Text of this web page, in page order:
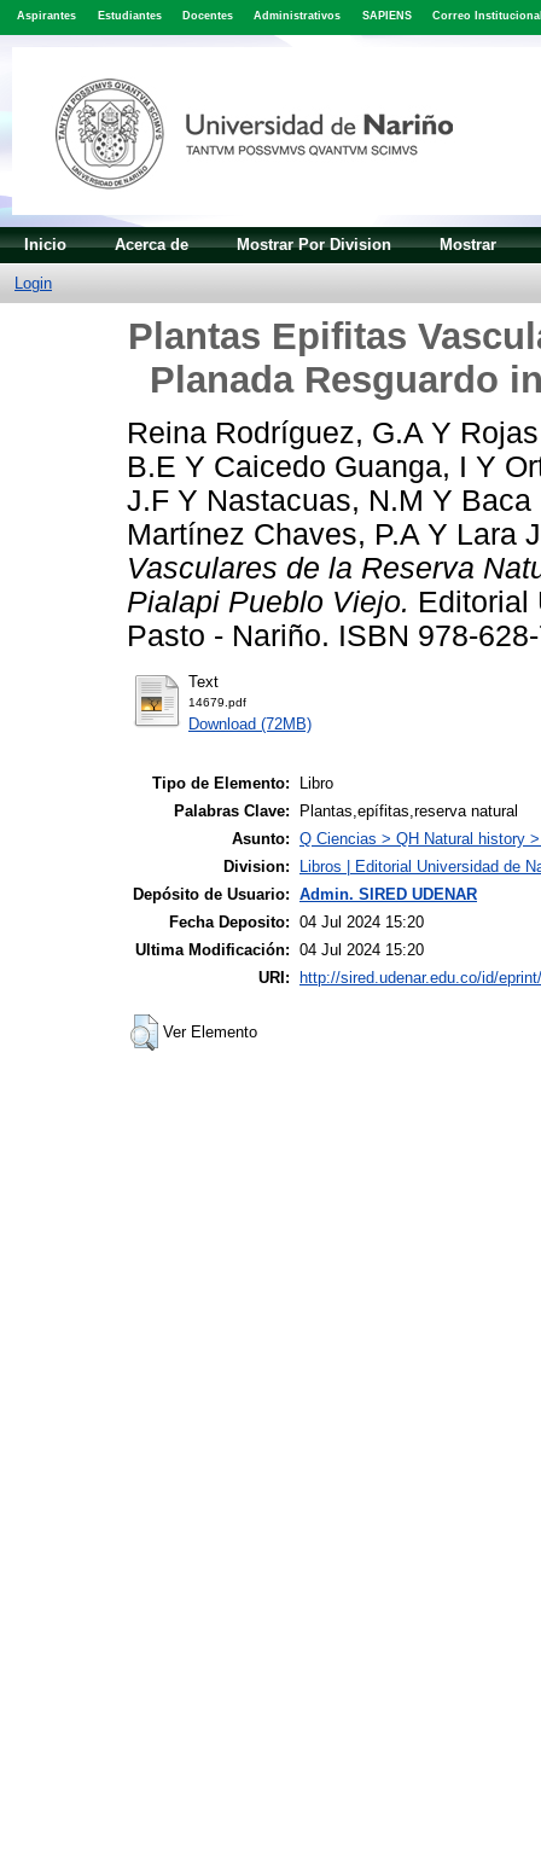
Aspirantes Estudiantes Docentes Administrativos SAPIENS Correo
Inicio Acerca de Mostrar Por Division Mostrar
Login
Plantas Epifitas
Planada Resguardo
Reina Rodríguez, G.AY
B.E Y Caicedo Guanga, I Y
J.F Y Nastacuas, N.M Y Baca
Martínez Chaves, P.AY Lara
Vasculares de la Reserva
Pialapi Pueblo Viejo. Editorial
Pasto - Nariño. ISBN 978-
Text
14679.pdf
Download (72MB)
Tipo de Elemento:
Libro
Palabras Clave:
Plantas,epífitas,reserva natural
Asunto: Q Ciencias > QH Natural history
Division:
Libros | Editorial Universidad de
Depósito de Usuario: Admin. SIRED UDENAR
Fecha Deposito: 04 Jul 2024 15:20
Ultima Modificación: 04 Jul 2024 15:20
URI:
http://sired.udenar.edu.co/id/
Ver Elemento